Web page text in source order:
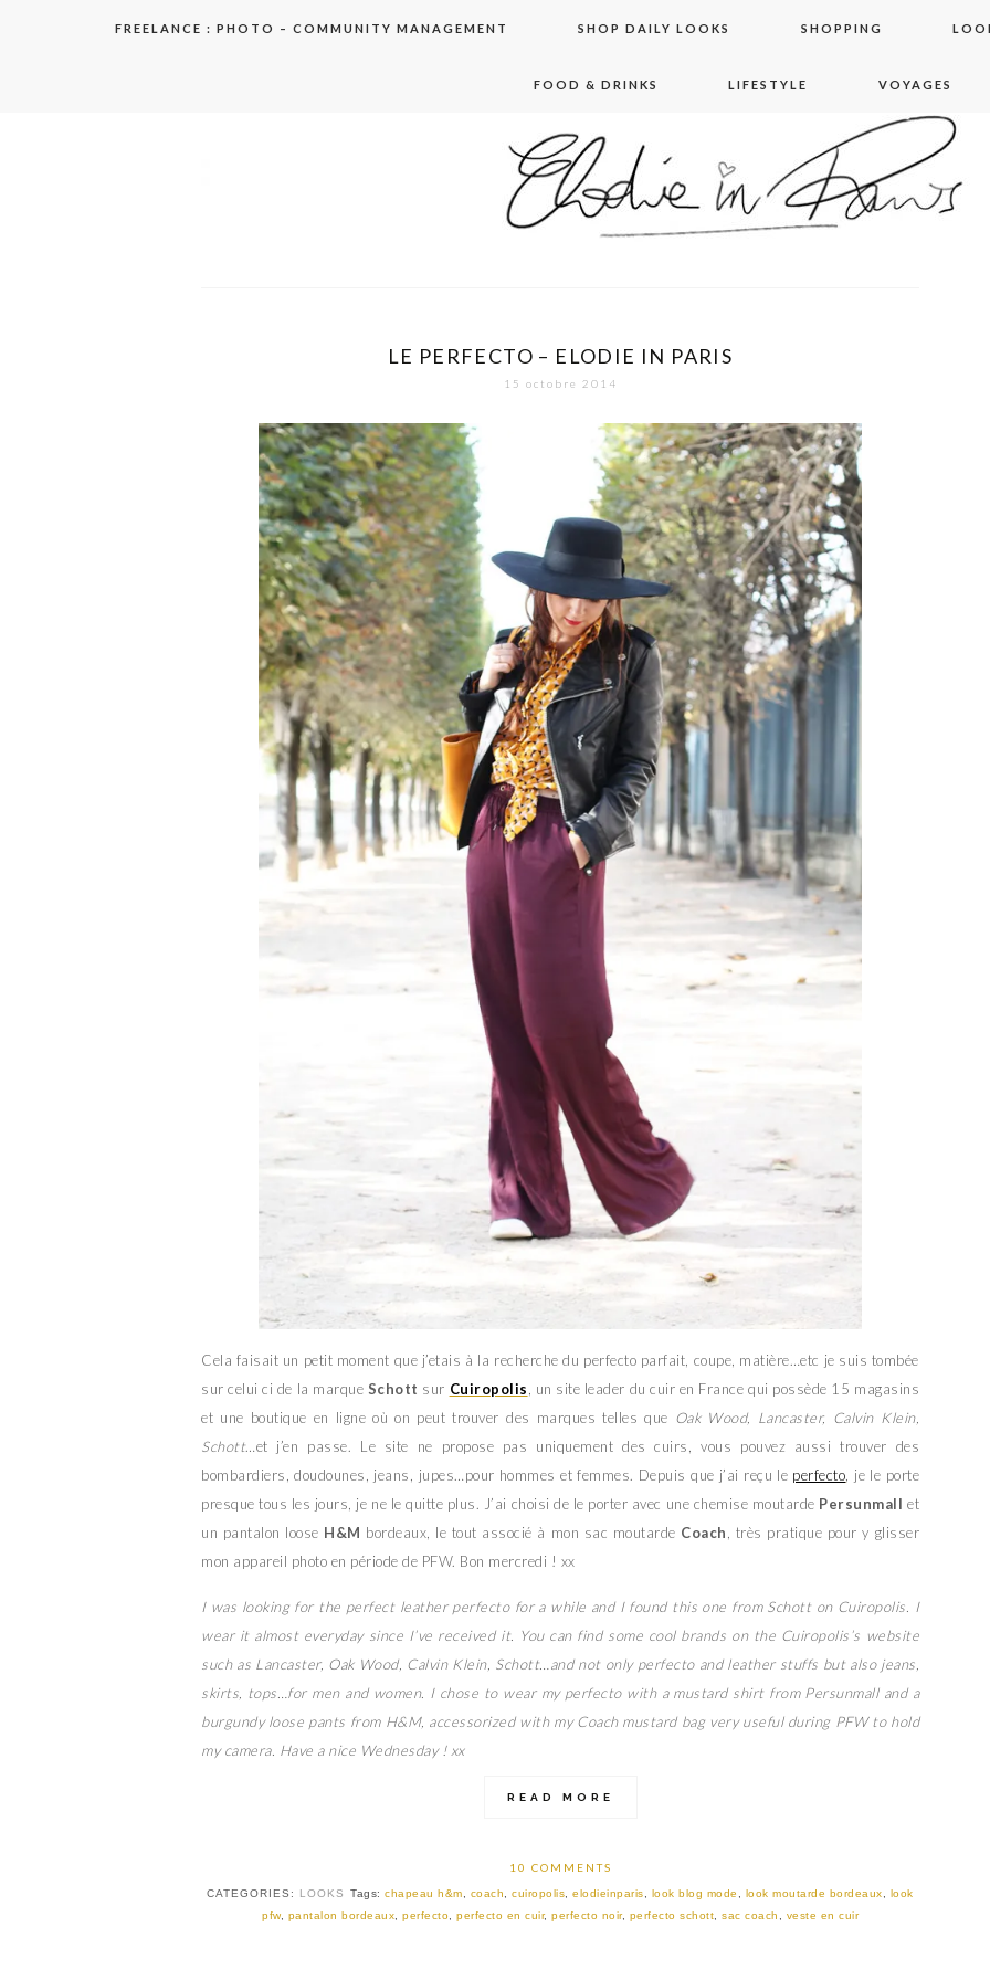
FREELANCE : PHOTO – COMMUNITY MANAGEMENT SHOP DAILY LOOKS SHOPPING
FOOD & DRINKS LIFESTYLE VOYAGES
elodie in paris
LE PERFECTO – ELODIE IN PARIS
15 octobre 2014
Cela faisait un petit moment que j’etais à la recherche du perfecto parfait, coupe, matière…etc je suis tombée
sur celui ci de la marque Schott sur Cuiropolis , un site leader du cuir en France qui possède 15 magasins
et une boutique en ligne où on peut trouver des marques telles que Oak Wood, Lancaster, Calvin Klein,
Schott…et j’en passe. Le site ne propose pas uniquement des cuirs, vous pouvez aussi trouver des
bombardiers, doudounes, jeans, jupes…pour hommes et femmes. Depuis que j’ai reçu le perfecto , je le porte
presque tous les jours, je ne le quitte plus. J’ai choisi de le porter avec une chemise moutarde Persunmall et
un pantalon loose H&M bordeaux, le tout associé à mon sac moutarde Coach
, très pratique pour y glisser
mon appareil photo en période de PFW. Bon mercredi ! xx
I was looking for the perfect leather perfecto for a while and I found this one from Schott on Cuiropolis. I
wear it almost everyday since I’ve received it. You can find some cool brands on the Cuiropolis’s website
such as Lancaster, Oak Wood, Calvin Klein, Schott…and not only perfecto and leather stuffs but also jeans,
skirts, tops…for men and women. I chose to wear my perfecto with a mustard shirt from Persunmall and a
burgundy loose pants from H&M, accessorized with my Coach mustard bag very useful during PFW to hold
my camera. Have a nice Wednesday ! xx
READ MORE
10 COMMENTS
CATEGORIES: LOOKS Tags:chapeau h&m coach ,cuiropolis ,elodieinparis look blog mode look moutarde bordeaux
look
pfw, pantalon bordeaux perfecto perfecto en cuir, perfecto noir, perfecto schott sac coach veste en cuir